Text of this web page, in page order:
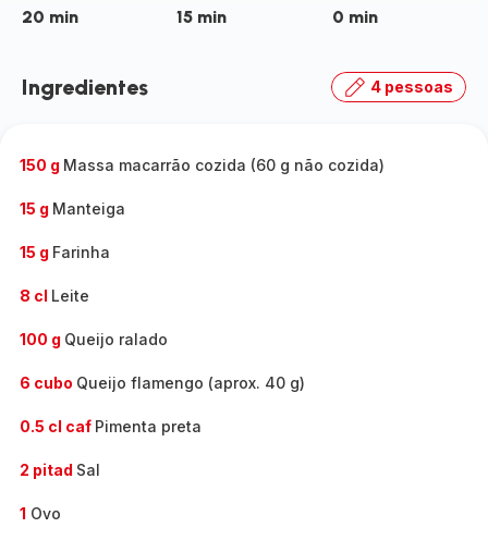
20 min 15 min 0 min
Ingredientes 4 pessoas
150 g Massa macarrão cozida (60 g não cozida)
15 g Manteiga
15 g Farinha
8 cl Leite
100 g Queijo ralado
6 cubo Queijo flamengo (aprox. 40 g)
0.5 cl caf Pimenta preta
2 pitad Sal
1 Ovo